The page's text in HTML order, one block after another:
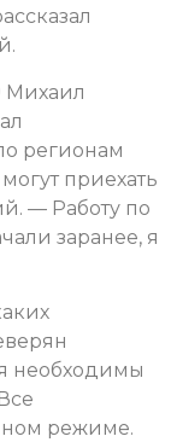
Михаил
регионам
приехать
— Работу по
заранее, я
необходимы
режиме.